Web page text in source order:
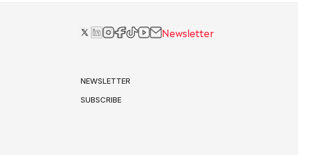
Newsletter
NEWSLETTER
SUBSCRIBE